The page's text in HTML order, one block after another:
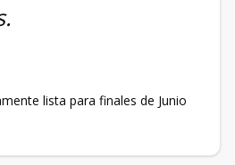
lista para finales de Junio